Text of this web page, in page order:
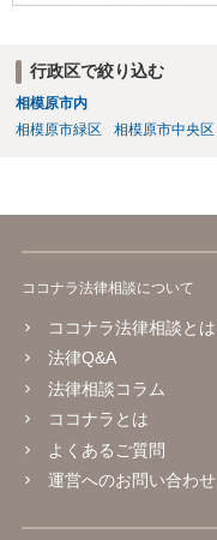
行政区で絞り込む
相模原市内
相模原市緑区
相模原市中央区
ココナラ法律相談について
ココナラ法律相談とは
法律Q&A
法律相談コラム
ココナラとは
よくあるご質問
運営へのお問い合わせ